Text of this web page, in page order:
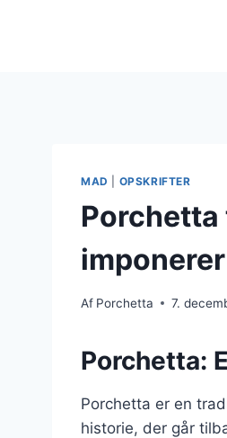
MAD OPSKRIFTER
imponerer
Af Porchetta 7.
Porchetta:
Porchetta er en
historie, der går